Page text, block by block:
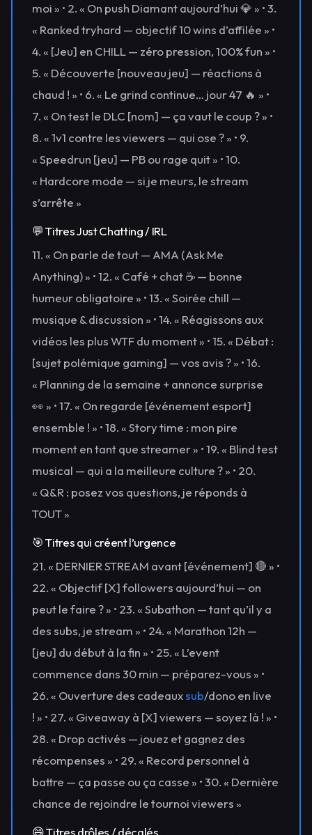
moi » • 2. « On push Diamant aujourd’hui 💎 » • 3.
« Ranked tryhard — objectif 10 wins d’affilée » •
4. « [Jeu] en CHILL — zéro pression, 100% fun » •
5. « Découverte [nouveau jeu] — réactions à
chaud ! » • 6. « Le grind continue… jour 47 🔥 » •
7. « On test le DLC [nom] — ça vaut le coup ? » •
8. « 1v1 contre les viewers — qui ose ? » • 9.
« Speedrun [jeu] — PB ou rage quit » • 10.
« Hardcore mode — si je meurs, le stream
s’arrête »
💬 Titres Just Chatting / IRL
11. « On parle de tout — AMA (Ask Me
Anything) » • 12. « Café + chat ☕ — bonne
humeur obligatoire » • 13. « Soirée chill —
musique & discussion » • 14. « Réagissons aux
vidéos les plus WTF du moment » • 15. « Débat :
[sujet polémique gaming] — vos avis ? » • 16.
« Planning de la semaine + annonce surprise
👀 » • 17. « On regarde [événement esport]
ensemble ! » • 18. « Story time : mon pire
moment en tant que streamer » • 19. « Blind test
musical — qui a la meilleure culture ? » • 20.
« Q&R : posez vos questions, je réponds à
TOUT »
🎯 Titres qui créent l’urgence
21. « DERNIER STREAM avant [événement] 🔴 » •
22. « Objectif [X] followers aujourd’hui — on
peut le faire ? » • 23. « Subathon — tant qu’il y a
des subs, je stream » • 24. « Marathon 12h —
[jeu] du début à la fin » • 25. « L’event
commence dans 30 min — préparez-vous » •
26. « Ouverture des cadeauxsub/dono en live
! » • 27. « Giveaway à [X] viewers — soyez là ! » •
28. « Drop activés — jouez et gagnez des
récompenses » • 29. « Record personnel à
battre — ça passe ou ça casse » • 30. « Dernière
chance de rejoindre le tournoi viewers »
😄 Titres drôles / décalés